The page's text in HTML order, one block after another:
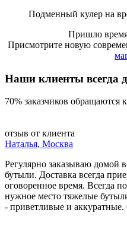
Подменный кулер на
Пришло
Присмотрите новую
Наши клиенты всегда
70% заказчиков обращаются
отзыв от клиента
Наталья, Москва
Регулярно заказываю домой
бутыли. Доставка всегда
оговоренное время. Всегда
нужное место тяжелые
- приветливые и